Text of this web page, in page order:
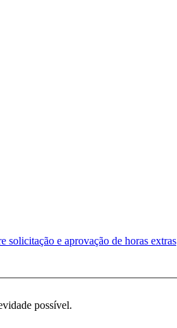
solicitação e aprovação de horas extras
possível.